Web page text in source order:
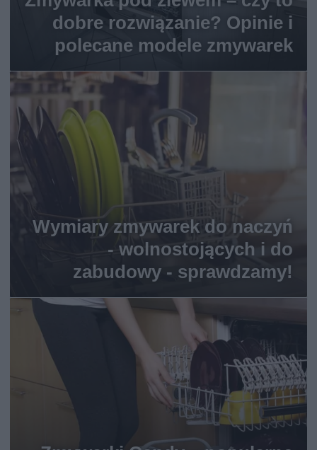
dobre rozwiązanie? Opinie i
polecane modele zmywarek
Wymiary zmywarek do naczyń
- wolnostojących i do
zabudowy - sprawdzamy!